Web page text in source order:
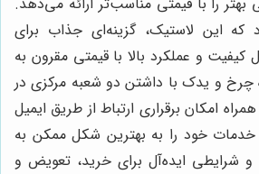
این لاستیک، گزینه‌ای جذاب برای
کیفیت و عملکرد بالا با قیمتی مقرون به
و یدک با داشتن دو شعبه مرکزی در
امکان برقراری ارتباط از طریق ایمیل
خود را به بهترین شکل ممکن به
و شرایطی ایده‌آل برای خرید، تعویض و